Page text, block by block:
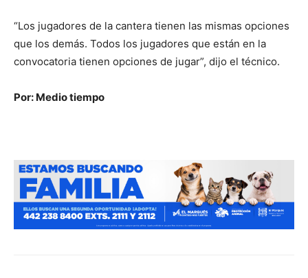
“Los jugadores de la cantera tienen las mismas opciones
que los demás. Todos los jugadores que están en la
convocatoria tienen opciones de jugar”, dijo el técnico.
Por: Medio tiempo